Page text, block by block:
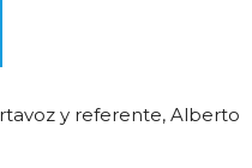
y referente, Alberto